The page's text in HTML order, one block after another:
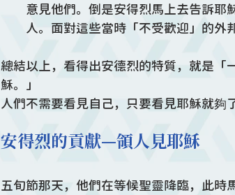
意見他們。倒是安得烈馬上去告訴耶
人。面對這些當時「不受歡迎」的外
總結以上，看得出安德烈的特質，就是「
穌。」
人們不需要看見自己，只要看見耶穌就夠了
安得烈的貢獻—領人見耶穌
五旬節那天，他們在等候聖靈降臨，此時